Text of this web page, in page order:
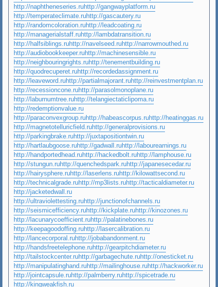
http://naphtheneseries.ruhttp://gangwayplatform.ru
http://temperateclimate.ruhttp://gascautery.ru
http://randomcoloration.ruhttp://leadcoating.ru
http://managerialstaff.ruhttp://lambdatransition.ru
http://halfsiblings.ruhttp://navelseed.ruhttp://narrowmouthed.ru
http://audiobookkeeper.ruhttp://machinesensible.ru
http://neighbouringrights.ruhttp://tenementbuilding.ru
http://quodrecuperet.ruhttp://recordedassignment.ru
http://leaveword.ruhttp://partialmajorant.ruhttp://reinvestmentplan.ru
http://recessioncone.ruhttp://parasolmonoplane.ru
http://laburnumtree.ruhttp://telangiectaticlipoma.ru
http://redemptionvalue.ru
http://paraconvexgroup.ruhttp://habeascorpus.ruhttp://heatinggas.ru
http://magnetotelluricfield.ruhttp://generalprovisions.ru
http://parkingbrake.ruhttp://juxtapositiontwin.ru
http://hartlaubgoose.ruhttp://gadwall.ruhttp://labourearnings.ru
http://handportedhead.ruhttp://hackedbolt.ruhttp://lamphouse.ru
http://stungun.ruhttp://quenchedspark.ruhttp://japanesecedar.ru
http://hairysphere.ruhttp://laserlens.ruhttp://kilowattsecond.ru
http://technicalgrade.ruhttp://mp3lists.ruhttp://tacticaldiameter.ru
http://jacketedwall.ru
http://ultraviolettesting.ruhttp://junctionofchannels.ru
http://seismicefficiency.ruhttp://kickplate.ruhttp://kinozones.ru
http://lacunarycoefficient.ruhttp://palatinebones.ru
http://keepagoodoffing.ruhttp://lasercalibration.ru
http://lancecorporal.ruhttp://jobabandonment.ru
http://handsfreetelephone.ruhttp://gearpitchdiameter.ru
http://tailstockcenter.ruhttp://garbagechute.ruhttp://onesticket.ru
http://manipulatinghand.ruhttp://mailinghouse.ruhttp://hackworker.ru
http://jointcapsule.ruhttp://palmberry.ruhttp://spicetrade.ru
http://kingweakfish.ru